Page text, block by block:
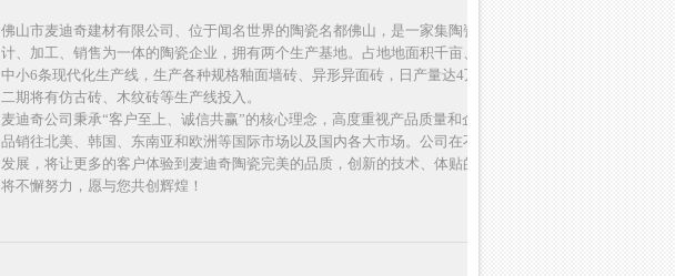
佛山市麦迪奇建材有限公司、位于闻名世界的陶瓷名都佛山，是一家集陶瓷生产、设
计、加工、销售为一体的陶瓷企业，拥有两个生产基地。占地地面积千亩、一期拥有大
中小6条现代化生产线，生产各种规格釉面墙砖、异形异面砖，日产量达4万多平方米。
二期将有仿古砖、木纹砖等生产线投入。
麦迪奇公司秉承“客户至上、诚信共赢”的核心理念，高度重视产品质量和企业形象。产
品销往北美、韩国、东南亚和欧洲等国际市场以及国内各大市场。公司在不断的完善和
发展，将让更多的客户体验到麦迪奇陶瓷完美的品质，创新的技术、体贴的服务。公司
将不懈努力，愿与您共创辉煌！